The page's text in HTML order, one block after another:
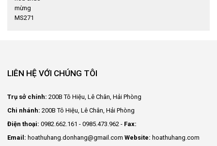
LIÊN HỆ VỚI CHÚNG TÔI
Trụ sở chính: 200B Tô Hiệu, Lê Chân, Hải Phòng
Chi nhánh: 200B Tô Hiệu, Lê Chân, Hải Phòng
Điện thoại: 0982.662.161 - 0985.473.962 - Fax:
Email: hoathuhang.donhang@gmail.com Website: hoathuhang.com